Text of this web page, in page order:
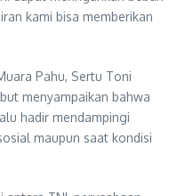
kami bisa memberikan
Pahu, Sertu Toni
menyampaikan bahwa
hadir mendampingi
maupun saat kondisi